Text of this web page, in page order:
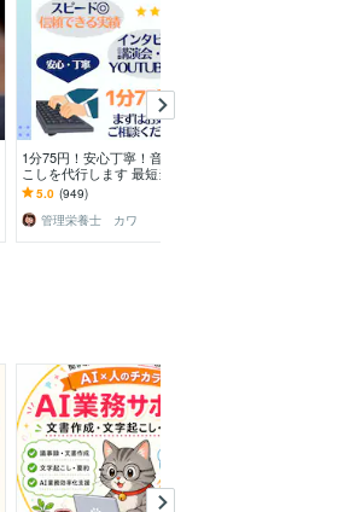
1分75円！安心丁寧！音声文字起
こしを代行します 最短当日！実
績多数！動画も音声も素早く文字
化します
5.0 (949)
管理栄養士 カワ